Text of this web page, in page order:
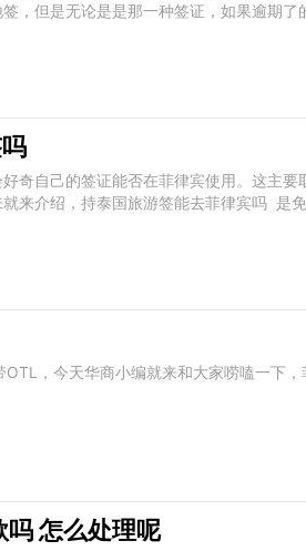
，但是无论是是那一种签证，如果逾期了
奇自己的签证能否在菲律宾使用。这主要
来介绍，持泰国旅游签能去菲律宾吗 是
，今天华商小编就来和大家唠嗑一下
怎么处理呢